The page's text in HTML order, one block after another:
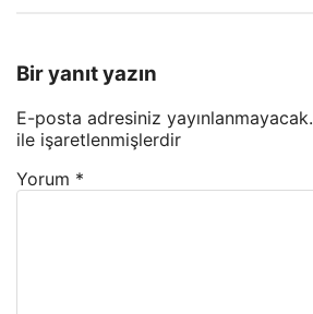
Bir yanıt yazın
E-posta adresiniz yayınlanmayacak.
ile işaretlenmişlerdir
Yorum *